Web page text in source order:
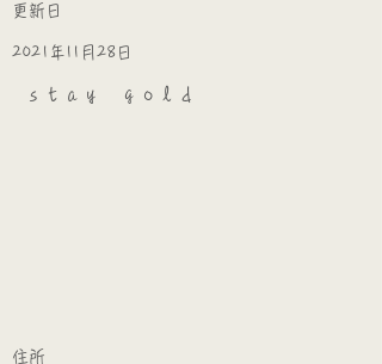
更新日
2021年11月28日
ｓｔａｙ ｇｏｌｄ
​ ​住所